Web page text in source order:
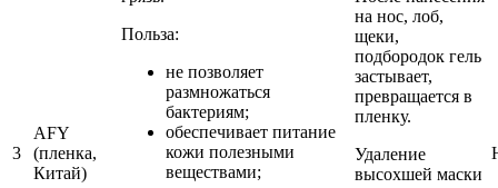
3
AFY
(пленка,
Китай)
Польза:
не позволяет
размножаться
бактериям;
обеспечивает питание
кожи полезными
веществами;
на нос, лоб,
щеки,
подбородок гель
застывает,
превращается в
пленку.
Удаление
высохшей маски